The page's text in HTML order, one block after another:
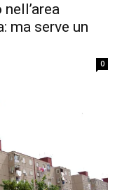
ma serve un
0